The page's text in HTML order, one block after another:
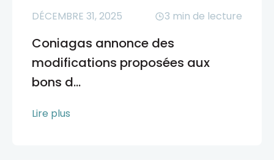
DÉCEMBRE 31, 2025 3 min de lecture
Coniagas annonce des
modifications proposées aux
bons d...
Lire plus